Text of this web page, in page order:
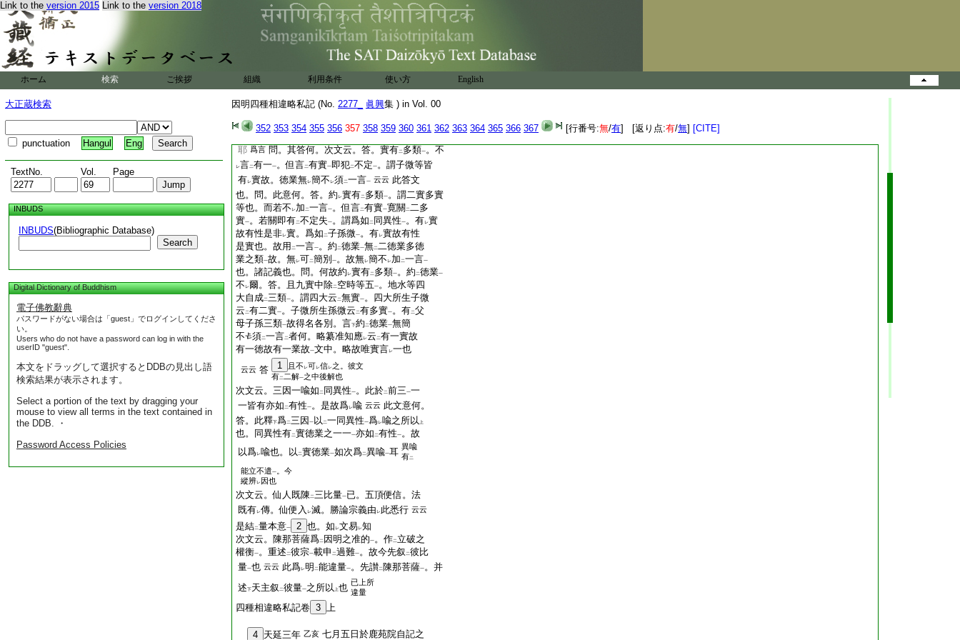
Link to the version 2015 Link to the version 2018
ホーム 検索 ご挨拶 組織 利用条件 使い方 English
大正蔵検索
punctuation Hangul Eng
TextNo. Vol. Page
INBUDS
INBUDS(Bibliographic Database)
Search
Digital Dictionary of Buddhism
電子佛教辭典
パスワードがない場合は「guest」でログインしてくださ
い。
Users who do not have a password can log in with the
userID "guest".
本文をドラッグして選択するとDDBの見出し語
検索結果が表示されます。
Select a portion of the text by dragging your
mouse to view all terms in the text contained in
the DDB. ・
Password Access Policies
因明四種相違略私記 (No. 2277_ 眞興集 ) in Vol. 00
352 353 354 355 356 357 358 359 360 361 362 363 364 365 366 367 [行番号:無/有] [返り点:有/無] [CITE]
實故有徳故有業故也 云云
或云。不 合言 時有二
不定失
云云 此釋謬
一一皆有。云何不レ言二有
一徳業
此問意何。答。約 徳句一有二二十四
種 。約 業句 有 五。有性能有 其一一徳業 。何
故如レ 云 二有一實一。不レ 加 二一言 只云二有徳業故
耶 爲言 問。其答何。次文云。答。實有二 多類一。不
レ言二有一一。但言二有實一即犯二不定一。謂子微等皆
有レ實故。徳業無レ簡不 レ須二一言一 云云 此答文
也。問。此意何。答。約 レ實有二 多類一。謂二實多實
等也。而若不 レ加 二一言一。但言二有實一寛關 二二多
實一。若關即有二不定失一。謂爲如 二 同異性一。有レ實
故有性是非レ實。爲如 二子孫微一。有レ實故有性
是實也。故用 二一言一。約 二徳業一無二二徳業多徳
業之類一故。無レ可二簡別 一。故無レ簡不 レ加 二一言一
也。諸記義也。問。何故約 レ實有二 多類一。約 二徳業一
不 レ爾。答。且九實中除二 空時等五一。地水等四
大自成二三類一。謂四大云 二無實一。四大所生子微
云 二有二實一。子微所生孫微云 二有多實一。有二父
母子孫三類一故得名各別。言下約 二徳業一無簡
不
須二一言二者何。略纂准知應レ云 二有一實故
有一徳故有一業故一文中。略故唯實言レ一也
云云 答 1 且不 レ可レ信レ之。彼文
有二 二解一之中後解也
次文云。三因一喩如 二 同異性一。此於二前三一一
一皆有亦如 二有性一。是故爲レ喩 云云 此文意何。
答。此釋下爲二三因 一 以 二一同異性一爲レ喩之所以 上
也。同異性有二實徳業之一一一亦如 二有性一。故
以爲レ喩也。以 二實徳業一如次爲二異喩一耳 異喩
有二
能立不遣一 。今
縱辨レ因也
次文云。仙人既陳 二三比量一已。五頂便信。法
既有レ傳。仙便入 レ滅。勝論宗義由 レ此悉行 云云
是結二量本意一 2 也。如 レ文易レ知
次文云。陳那菩薩爲二 因明之准的一。作二 立破之
權衡一。重述 二彼宗一載申 二過難一。故今先叙 二彼比
量一也 云云 此爲レ明 二能違量一。先讃二 陳那菩薩一。并
述下天主叙 二彼量一之所以 上也 已上所
違量
四種相違略私記卷 3 上
4 天延三年 乙亥 七月五日於鹿苑院自記之